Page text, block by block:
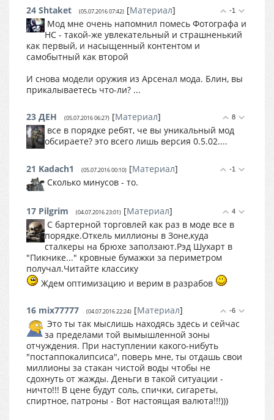
-1
24 Shtaket (05.07.2016 07:42) [Материал]
Мод мне очень напомнил помесь Фотографа и
НС - такой-же увлекательный и страшненький
как первый, и насыщенный контентом и
самобытный как второй
И снова модели оружия из Арсенал мода. Блин, вы
прикалываетесь что-ли? ...
8
23 ДЕН (05.07.2016 06:27) [Материал]
все в порядке ребят, че вы уникальный мод
обсираете? это всего лишь версия 0.5.02....
-1
21 Kadach1 (05.07.2016 00:10) [Материал]
Сколько минусов - то.
4
17 Pilgrim (04.07.2016 23:01) [Материал]
С бартерной торговлей как раз в моде все в
порядке.Откель миллионы в Зоне,куда
сталкеры на брюхе заползают.Рэд Шухарт в
"Пикнике..." кровные бумажки за периметром
получал.Читайте классику
Ждем оптимизацию и верим в разрабов
-6
16 mix77777 (04.07.2016 22:24) [Материал]
Это ты так мыслишь находясь здесь и сейчас
за пределами той вымышленной зоны
отчуждения. При наступлении какого-нибуть
"постаппокалипсиса", поверь мне, ты отдашь свои
миллионы за стакан чистой воды чтобы не
сдохнуть от жажды. Деньги в такой ситуации -
ничто!!! В цене будут соль, спички, сигареты,
спиртное, патроны - Вот настоящая валюта!!!)))